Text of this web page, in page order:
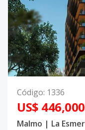
Código: 1336
US$ 446,000